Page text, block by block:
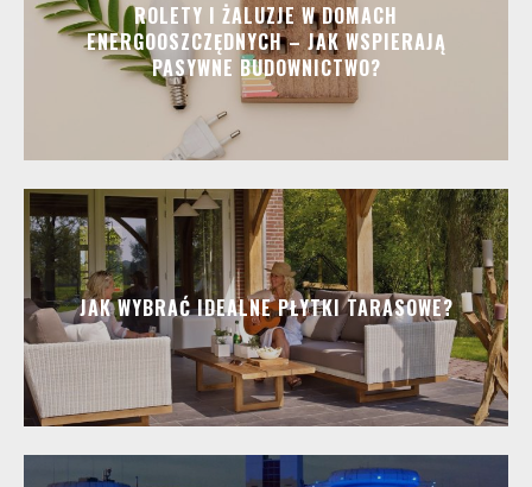
ROLETY I ŻALUZJE W DOMACH
ENERGOOSZCZĘDNYCH – JAK WSPIERAJĄ
PASYWNE BUDOWNICTWO?
JAK WYBRAĆ IDEALNE PŁYTKI TARASOWE?